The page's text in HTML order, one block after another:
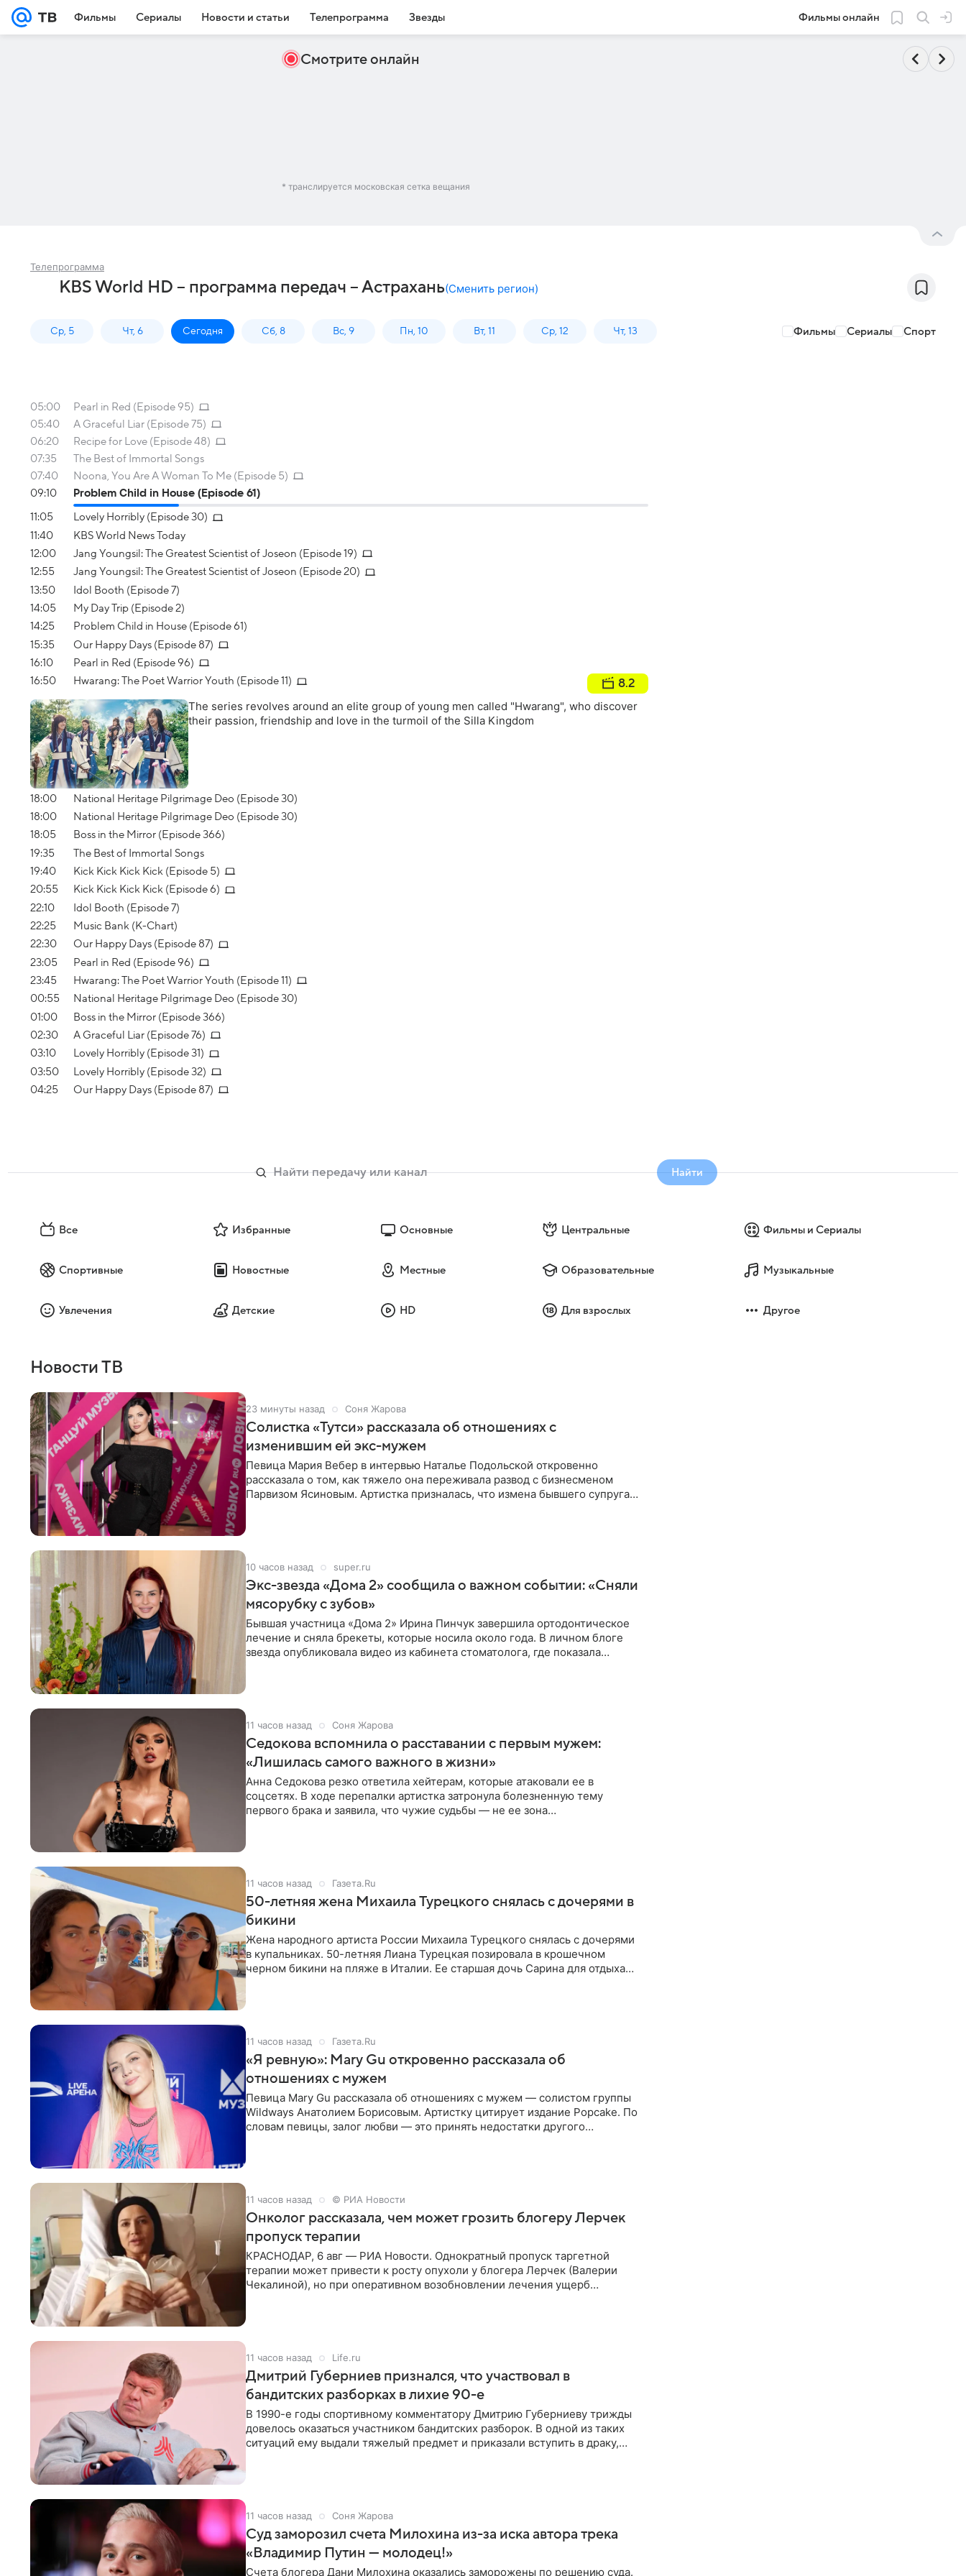
Фильмы Сериалы Новости и статьи Телепрограмма Звезды Фильмы онлайн
Смотрите онлайн
* транслируется московская сетка вещания
Телепрограмма
KBS World HD – программа передач – Астрахань(Сменить регион)
Ср, 5 Чт, 6 Сегодня Сб, 8 Вс, 9 Пн, 10 Вт, 11 Ср, 12 Чт, 13 Фильмы Сериалы Спорт
05:00
Pearl in Red (Episode 95)
05:40
A Graceful Liar (Episode 75)
06:20
Recipe for Love (Episode 48)
07:35
The Best of Immortal Songs
07:40
Noona, You Are A Woman To Me (Episode 5)
09:10
Problem Child in House (Episode 61)
11:05
Lovely Horribly (Episode 30)
11:40
KBS World News Today
12:00
Jang Youngsil: The Greatest Scientist of Joseon (Episode 19)
12:55
Jang Youngsil: The Greatest Scientist of Joseon (Episode 20)
13:50
Idol Booth (Episode 7)
14:05
My Day Trip (Episode 2)
14:25
Problem Child in House (Episode 61)
15:35
Our Happy Days (Episode 87)
16:10
Pearl in Red (Episode 96)
16:50
Hwarang: The Poet Warrior Youth (Episode 11) 8.2
The series revolves around an elite group of young men called "Hwarang", who discover
their passion, friendship and love in the turmoil of the Silla Kingdom
18:00
National Heritage Pilgrimage Deo (Episode 30)
18:00
National Heritage Pilgrimage Deo (Episode 30)
18:05
Boss in the Mirror (Episode 366)
19:35
The Best of Immortal Songs
19:40
Kick Kick Kick Kick (Episode 5)
20:55
Kick Kick Kick Kick (Episode 6)
22:10
Idol Booth (Episode 7)
22:25
Music Bank (K-Chart)
22:30
Our Happy Days (Episode 87)
23:05
Pearl in Red (Episode 96)
23:45
Hwarang: The Poet Warrior Youth (Episode 11)
00:55
National Heritage Pilgrimage Deo (Episode 30)
01:00
Boss in the Mirror (Episode 366)
02:30
A Graceful Liar (Episode 76)
03:10
Lovely Horribly (Episode 31)
03:50
Lovely Horribly (Episode 32)
04:25
Our Happy Days (Episode 87)
Найти
Все Избранные Основные Центральные Фильмы и Сериалы
Спортивные Новостные Местные Образовательные Музыкальные
Увлечения Детские HD Для взрослых Другое
Новости ТВ
23 минуты назад Соня Жарова
Солистка «Тутси» рассказала об отношениях с
изменившим ей экс-мужем
Певица Мария Вебер в интервью Наталье Подольской откровенно
рассказала о том, как тяжело она переживала развод с бизнесменом
Парвизом Ясиновым. Артистка призналась, что измена бывшего супруга
10 часов назад super.ru
Экс-звезда «Дома 2» сообщила о важном событии: «Сняли
мясорубку с зубов»
Бывшая участница «Дома 2» Ирина Пинчук завершила ортодонтическое
лечение и сняла брекеты, которые носила около года. В личном блоге
звезда опубликовала видео из кабинета стоматолога, где показала
11 часов назад Соня Жарова
Седокова вспомнила о расставании с первым мужем:
«Лишилась самого важного в жизни»
Анна Седокова резко ответила хейтерам, которые атаковали ее в
соцсетях. В ходе перепалки артистка затронула болезненную тему
первого брака и заявила, что чужие судьбы — не ее зона
11 часов назад Газета.Ru
50-летняя жена Михаила Турецкого снялась с дочерями в
бикини
Жена народного артиста России Михаила Турецкого снялась с дочерями
в купальниках. 50-летняя Лиана Турецкая позировала в крошечном
черном бикини на пляже в Италии. Ее старшая дочь Сарина для отдыха
11 часов назад Газета.Ru
«Я ревную»: Mary Gu откровенно рассказала об
отношениях с мужем
Певица Mary Gu рассказала об отношениях с мужем — солистом группы
Wildways Анатолием Борисовым. Артистку цитирует издание Popcake. По
словам певицы, залог любви — это принять недостатки другого
11 часов назад © РИА Новости
Онколог рассказала, чем может грозить блогеру Лерчек
пропуск терапии
КРАСНОДАР, 6 авг — РИА Новости. Однократный пропуск таргетной
терапии может привести к росту опухоли у блогера Лерчек (Валерии
Чекалиной), но при оперативном возобновлении лечения ущерб
11 часов назад Life.ru
Дмитрий Губерниев признался, что участвовал в
бандитских разборках в лихие 90-е
В 1990-е годы спортивному комментатору Дмитрию Губерниеву трижды
довелось оказаться участником бандитских разборок. В одной из таких
ситуаций ему выдали тяжелый предмет и приказали вступить в драку,
11 часов назад Соня Жарова
Суд заморозил счета Милохина из-за иска автора трека
«Владимир Путин — молодец!»
Счета блогера Дани Милохина оказались заморожены по решению суда.